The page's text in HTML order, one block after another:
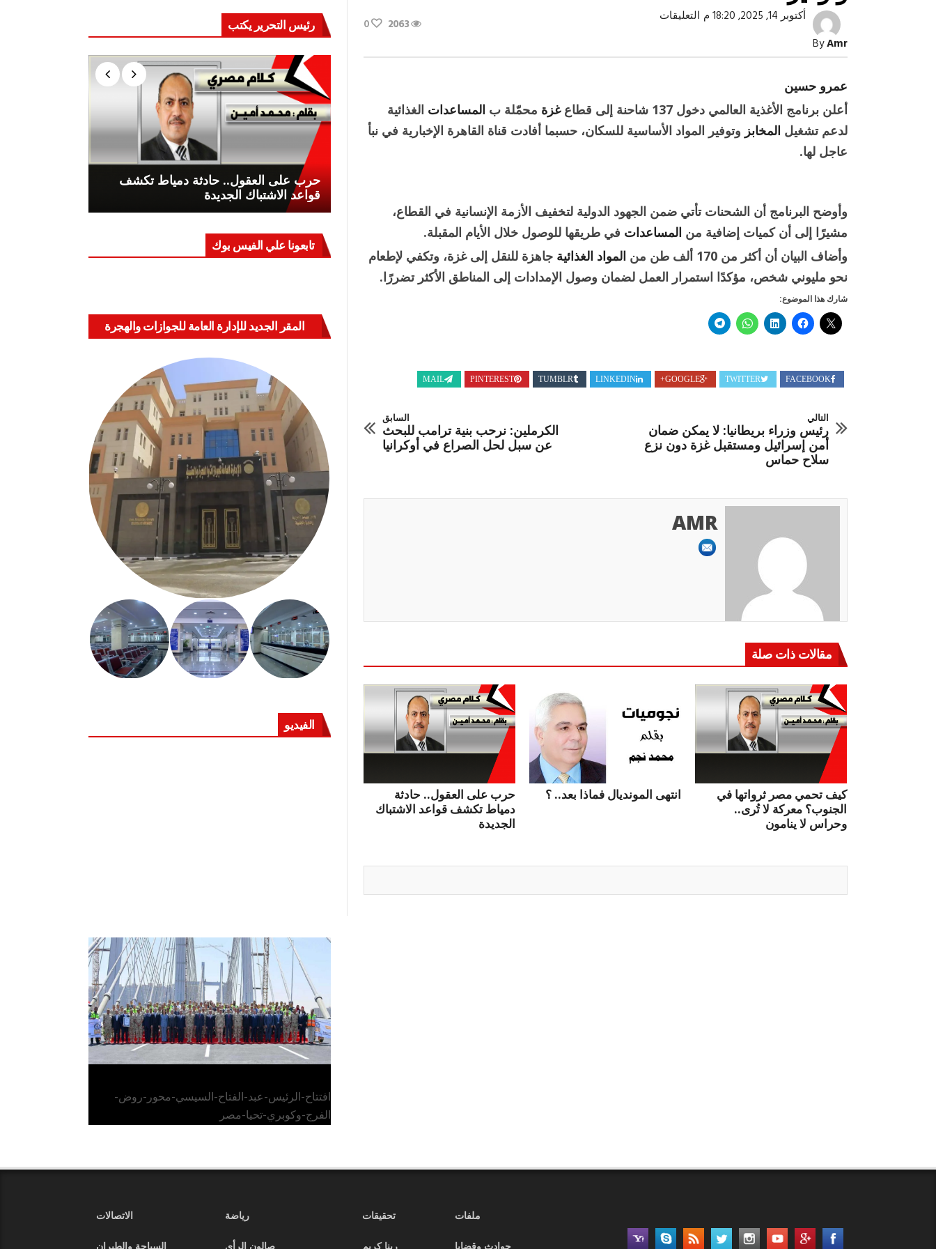
ByAmr
أكتوبر 14, 2025, 18:20 م التعليقات
تدخل
وتوفير
الغذاء
مغلقة
2063
0
عمرو حسين
أعلن برنامج الأغذية العالمي دخول 137 شاحنة إلى قطاع
غزة محمّلة ب المساعدات الغذائية
لدعم تشغيل المخابز وتوفير المواد الأساسية للسكان، حسبما أفادت قناة القاهرة الإخبارية في نبأ
عاجل لها.
وأوضح البرنامج أن الشحنات تأتي ضمن الجهود الدولية لتخفيف الأزمة الإنسانية في القطاع،
مشيرًا إلى أن كميات إضافية من المساعدات في طريقها للوصول خلال الأيام المقبلة.
وأضاف البيان أن أكثر من 170 ألف طن من
المواد الغذائية جاهزة للنقل إلى غزة، وتكفي لإطعام
نحو مليوني شخص، مؤكدًا استمرار العمل لضمان وصول الإمدادات إلى المناطق الأكثر تضررًا.
شارك هذا الموضوع:
FACEBOOK
TWITTER
GOOGLE+
LINKEDIN
TUMBLR
PINTEREST
MAIL
السابق
الكرملين: نرحب بنية ترامب للبحث
عن سبل لحل الصراع في أوكرانيا
التالي
رئيس وزراء بريطانيا: لا يمكن ضمان
أمن إسرائيل ومستقبل غزة دون نزع
سلاح حماس
AMR
مقالات ذات صلة
حرب على العقول.. حادثة
دمياط تكشف قواعد الاشتباك
الجديدة
انتهى المونديال فماذا بعد.. ؟
كيف تحمي مصر ثرواتها في
الجنوب؟ معركة لا تُرى..
وحراس لا ينامون
رئيس التحرير يكتب
حرب على العقول.. حادثة دمياط تكشف
قواعد الاشتباك الجديدة
تابعونا علي الفيس بوك
المقر الجديد للإدارة العامة للجوازات والهجرة
الفيديو
الرئيس عبد الفتاح السيسي يفتتح محور روض
الفرج وكوبري تحيا مصر
افتتاح-الرئيس-عبد-الفتاح-السيسي-محور-روض-
الفرج-وكوبري-تحيا-مصر
رياضة
الاتصالات
ملفات
تحقيقات